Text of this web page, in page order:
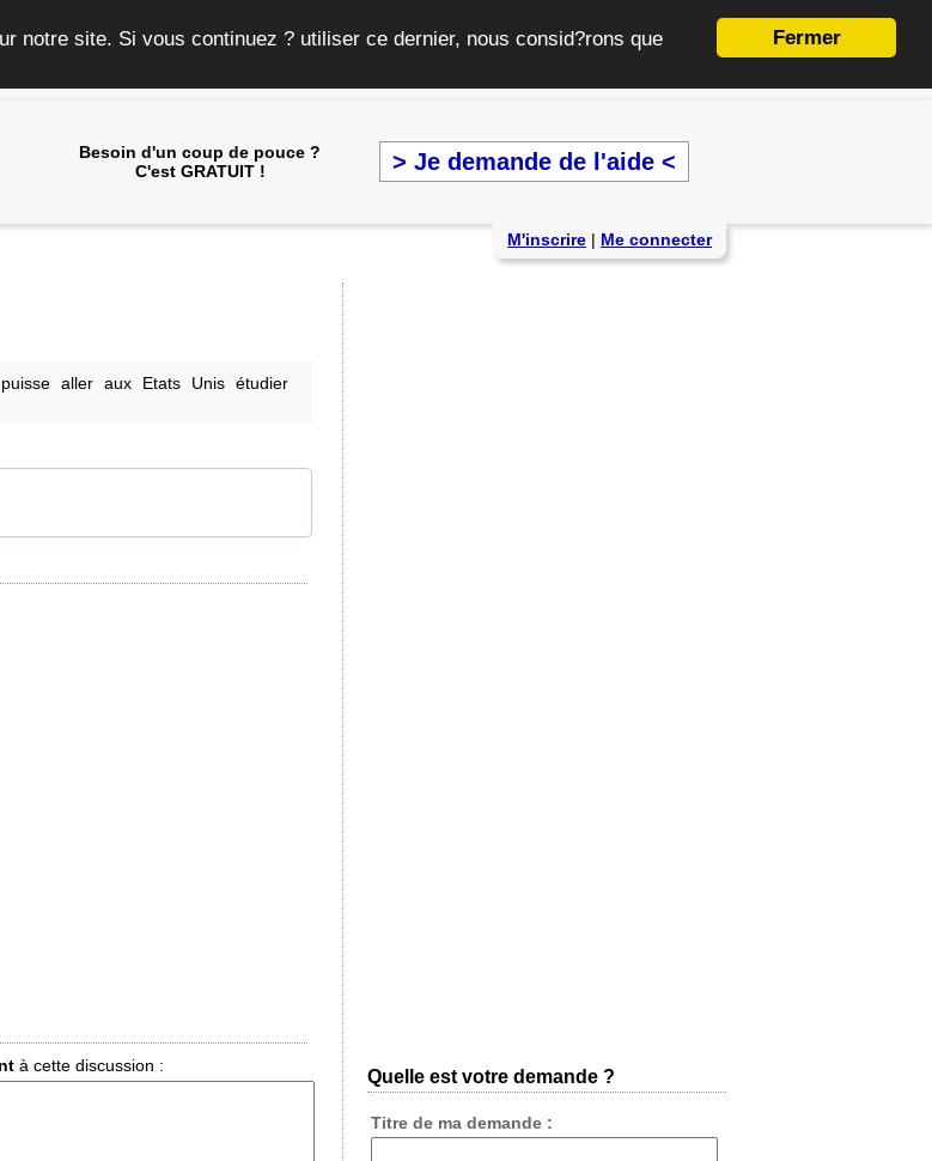
Fermer
notre site. Si vous continuez ? utiliser ce dernier, nous consid?rons que
Besoin d'un coup de pouce ?
C'est GRATUIT !
> Je demande de l'aide <
M'inscrire | Me connecter
aller aux Etats Unis étudier
à cette discussion :
Quelle est votre demande ?
Titre de ma demande :